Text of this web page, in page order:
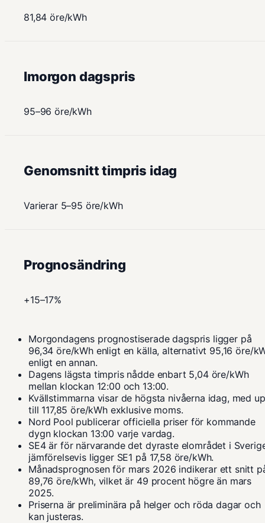
81,84 öre/kWh
Imorgon dagspris
95–96 öre/kWh
Genomsnitt timpris idag
Varierar 5–95 öre/kWh
Prognosändring
+15–17%
Morgondagens prognostiserade dagspris ligger på
96,34 öre/kWh enligt en källa, alternativt 95,16 öre/
enligt en annan.
Dagens lägsta timpris nådde enbart 5,04 öre/kWh
mellan klockan 12:00 och 13:00.
Kvällstimmarna visar de högsta nivåerna idag, med
till 117,85 öre/kWh exklusive moms.
Nord Pool publicerar officiella priser för kommande
dygn klockan 13:00 varje vardag.
SE4 är för närvarande det dyraste elområdet i
jämförelsevis ligger SE1 på 17,58 öre/kWh.
Månadsprognosen för mars 2026 indikerar ett snitt
89,76 öre/kWh, vilket är 49 procent högre än mars
2025.
Priserna är preliminära på helger och röda dagar och
kan justeras.